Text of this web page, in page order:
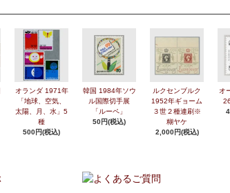
オランダ 1971年
「地球、空気、
太陽、月、水」5
種
500円(税込)
韓国 1984年ソウ
ル国際切手展
「ルーペ」
50円(税込)
ルクセンブルク
1952年ギョーム
３世２種連刷※
糊ヤケ
2,000円(税込)
オ